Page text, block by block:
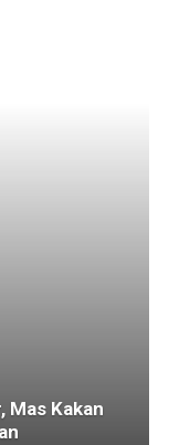
Mas Kakan